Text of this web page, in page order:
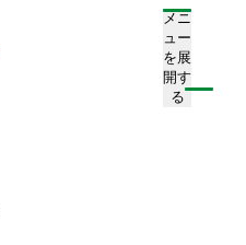
メニ
ュー
を展
開す
る